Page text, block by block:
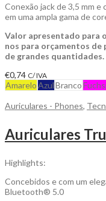
Conexão jack de 3,5 mm
em uma ampla gama de
Valor apresentado para
nos para orçamentos de
de grandes quantidades.
€0,74 C/ IVA
AmareloAzulBranco
Auriculares - Phones,
Highlights:
Concebidos e com um
Bluetooth® 5.0